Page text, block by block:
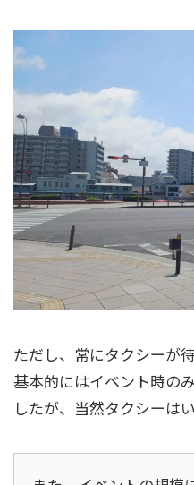
ただし、常にタクシーが
基本的にはイベント時の
したが、当然タクシーは